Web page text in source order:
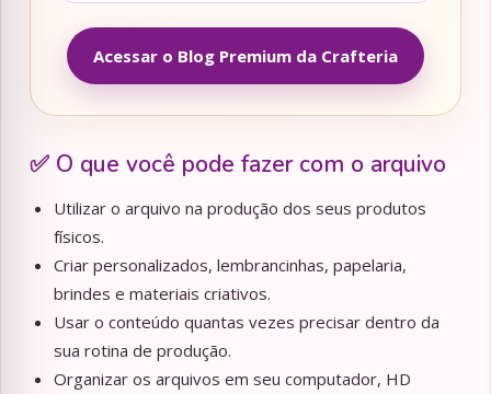
Acessar o Blog Premium da Crafteria
✅ O que você pode fazer com o arquivo
Utilizar o arquivo na produção dos seus produtos
físicos.
Criar personalizados, lembrancinhas, papelaria,
brindes e materiais criativos.
Usar o conteúdo quantas vezes precisar dentro da
sua rotina de produção.
Organizar os arquivos em seu computador, HD